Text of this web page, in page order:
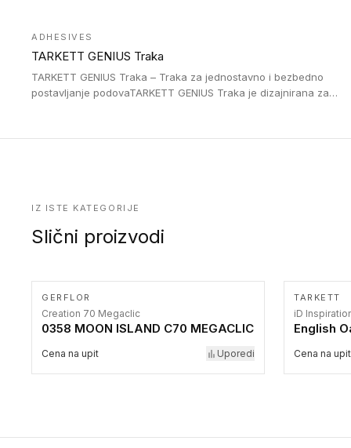
uglom, sa poluprečnikom savijanja od 2R za stepenice više od
16 cm. Poste i verzije od aluminijuma za oblasti pod visokim
opterećenjem. Postavljaju se na postojeći pod. Veoma su
ADHESIVES
TARKETT GENIUS Traka
TARKETT GENIUS Traka – Traka za jednostavno i bezbedno
postavljanje podovaTARKETT GENIUS Traka je dizajnirana za
IZ ISTE KATEGORIJE
Slični proizvodi
GERFLOR
Creation 70 Megaclic
0358 MOON ISLAND C70 MEGACLIC
Cena na upit Uporedi
TARKETT
iD
English
Cena na upit